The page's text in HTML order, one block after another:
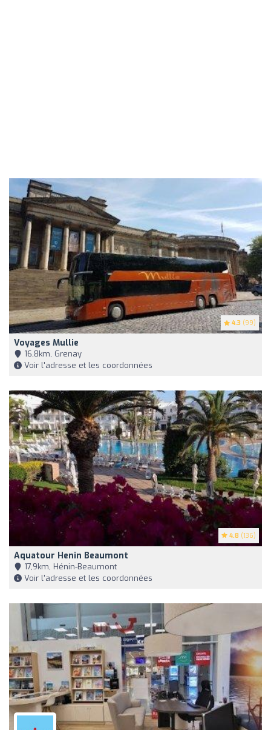
4.3 (99)
Voyages Mullie
16,8km, Grenay
Voir l'adresse et les coordonnées
4.8 (136)
Aquatour Henin Beaumont
17,9km, Hénin-Beaumont
Voir l'adresse et les coordonnées